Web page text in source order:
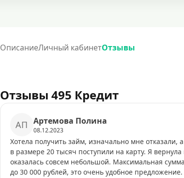
ОписаниеЛичный кабинетОтзывы
Отзывы 495 Кредит
АП Артемова Полина
08.12.2023
Хотела получить займ, изначально мне отказали,
в размере 20 тысяч поступили на карту. Я
оказалась совсем небольшой. Максимальная
до 30 000 рублей, это очень удобное предложение.